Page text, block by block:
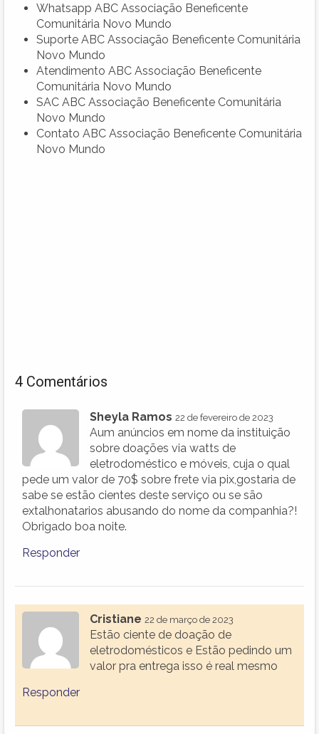
Whatsapp ABC Associação Beneficente
Comunitária Novo Mundo
Suporte ABC Associação Beneficente Comunitária
Novo Mundo
Atendimento ABC Associação Beneficente
Comunitária Novo Mundo
SAC ABC Associação Beneficente Comunitária
Novo Mundo
Contato ABC Associação Beneficente Comunitária
Novo Mundo
4 Comentários
Sheyla Ramos 22 de fevereiro de 2023
Aum anúncios em nome da instituição
sobre doações via watts de
eletrodoméstico e móveis, cuja o qual
pede um valor de 70$ sobre frete via pix,gostaria de
sabe se estão cientes deste serviço ou se são
extalhonatarios abusando do nome da companhia?!
Obrigado boa noite.
Responder
Cristiane 22 de março de 2023
Estão ciente de doação de
eletrodomésticos e Estão pedindo um
valor pra entrega isso é real mesmo
Responder